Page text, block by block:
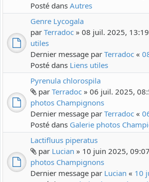
Posté dans Autres
Genre Lycogala
par Terradoc » 08 juil. 2025,
utiles
Dernier message par Terradoc «
Posté dans Liens utiles
Pyrenula chlorospila
par Terradoc » 06 juil. 2025,
photos Champignons
Dernier message par Terradoc «
Posté dans Galerie photos
Lactifluus piperatus
par Lucian » 10 juin 2025,
photos Champignons
Dernier message par Lucian « 10